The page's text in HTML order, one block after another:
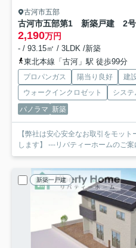
古河市五部
古河市五部第1 新築戸建 2
2,190万円
- / 93.15㎡ / 3LDK /新築
東北本線「古河」駅 徒歩99分
プロパンガス 陽当り良好 建
ウォークインクロゼット
システ
パノラマ 新築
【弊社は安心安全なお取引をモッ
します】 ---リバティーホームのご
新築一戸建